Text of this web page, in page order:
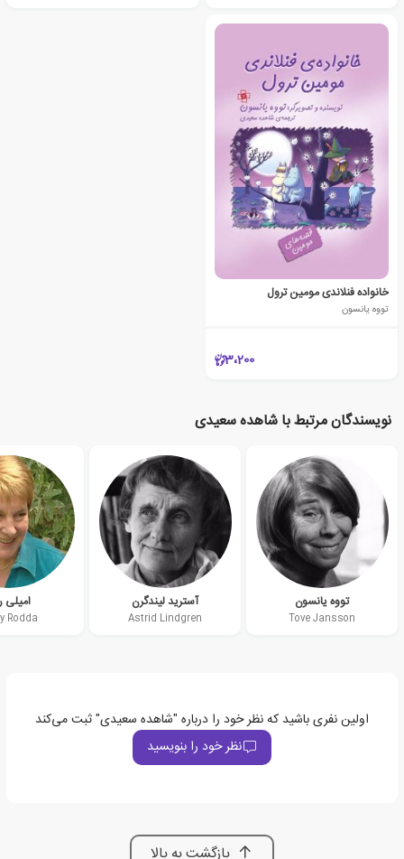
خانواده فنلاندی مومین ترول
تووه یانسون
3،200
نویسندگان مرتبط با شاهده سعیدی
تووه یانسون
Tove Jansson
آسترید لیندگرن
Astrid Lindgren
امیلی
Rodda
اولین نفری باشید که نظر خود را درباره "شاهده سعیدی" ثبت می‌کند
نظر خود را بنویسید